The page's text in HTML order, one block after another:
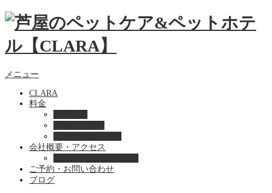
メニュー
CLARA
料金
会社概要・アクセス
ご予約・お問い合わせ
ブログ